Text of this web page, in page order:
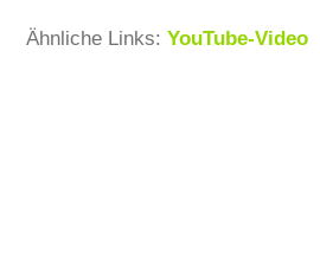
Ähnliche Links:YouTube-Video